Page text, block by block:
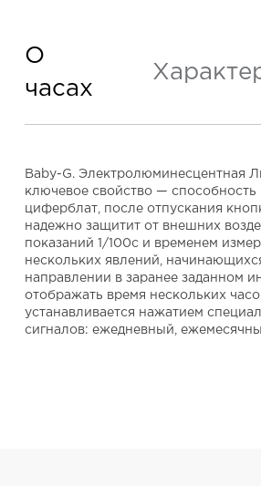
О
часах
Baby-G. Электролюминесцентная
ключевое свойство — способность
циферблат, после отпускания
надежно защитит от внешних
показаний 1/100с и временем
нескольких явлений,
направлении в заранее заданном
отображать время нескольких
устанавливается нажатием
сигналов: ежедневный,